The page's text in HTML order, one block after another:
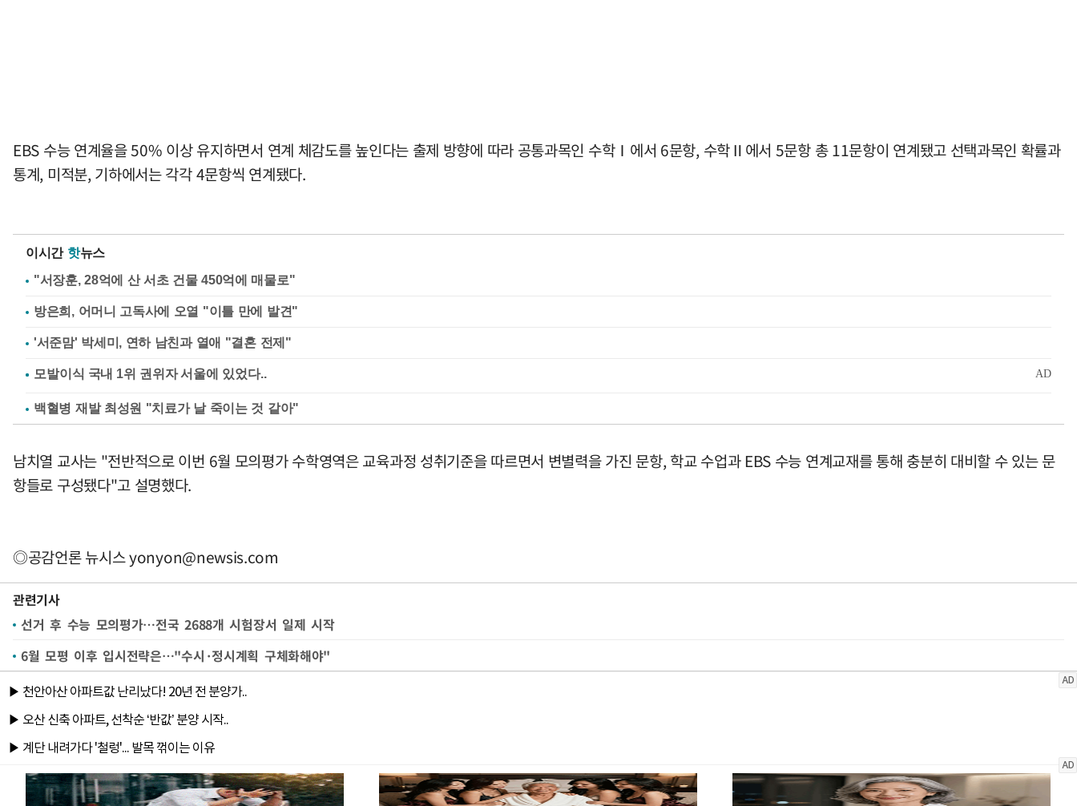
EBS 수능 연계율을 50% 이상 유지하면서 연계 체감도를 높인다는 출제 방향에 따라 공통과목인 수학Ⅰ에서 6문항, 수학Ⅱ에서 5문항 총 11문항이 연계됐고 선택과목인 확률과
통계, 미적분, 기하에서는 각각 4문항씩 연계됐다.
이시간 핫뉴스
"서장훈, 28억에 산 서초 건물 450억에 매물로"
방은희, 어머니 고독사에 오열 "이틀 만에 발견"
'서준맘' 박세미, 연하 남친과 열애 "결혼 전제"
백혈병 재발 최성원 "치료가 날 죽이는 것 같아"
남치열 교사는 "전반적으로 이번 6월 모의평가 수학영역은 교육과정 성취기준을 따르면서 변별력을 가진 문항, 학교 수업과 EBS 수능 연계교재를 통해 충분히 대비할 수 있는 문
항들로 구성됐다"고 설명했다.
◎공감언론 뉴시스yonyon@newsis.com
관련기사
선거 후 수능 모의평가…전국 2688개 시험장서 일제 시작
6월 모평 이후 입시전략은…"수시·정시계획 구체화해야"